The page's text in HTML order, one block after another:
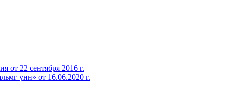
от 22 сентября 2016 г.
үнн» от 16.06.2020 г.